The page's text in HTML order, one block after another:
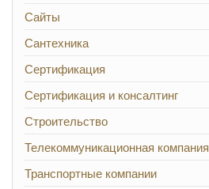
Сайты
Сантехника
Сертификация
Сертификация и консалтинг
Строительство
Телекоммуникационная компания
Транспортные компании